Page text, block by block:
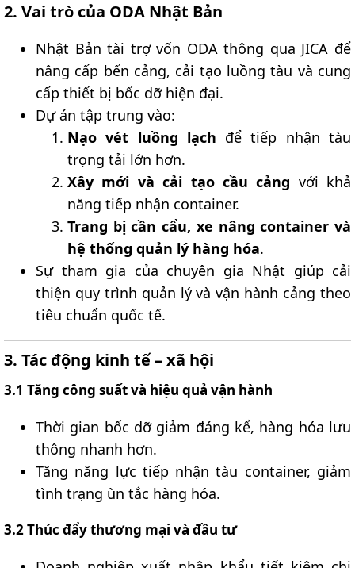
2. Vai trò của ODA Nhật Bản​
Nhật Bản tài trợ vốn ODA thông qua JICA để
nâng cấp bến cảng, cải tạo luồng tàu và cung
cấp thiết bị bốc dỡ hiện đại.
Dự án tập trung vào:
Nạo vét luồng lạch để tiếp nhận tàu
trọng tải lớn hơn.
Xây mới và cải tạo cầu cảng với khả
năng tiếp nhận container.
Trang bị cần cẩu, xe nâng container và
hệ thống quản lý hàng hóa.
Sự tham gia của chuyên gia Nhật giúp cải
thiện quy trình quản lý và vận hành cảng theo
tiêu chuẩn quốc tế.
3. Tác động kinh tế – xã hội​
3.1 Tăng công suất và hiệu quả vận hành​
Thời gian bốc dỡ giảm đáng kể, hàng hóa lưu
thông nhanh hơn.
Tăng năng lực tiếp nhận tàu container, giảm
tình trạng ùn tắc hàng hóa.
3.2 Thúc đẩy thương mại và đầu tư​